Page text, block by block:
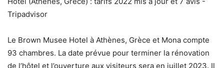
Le Brown Musee Hotel à Athènes, Grèce et Mona compte
93 chambres. La date prévue pour terminer la rénovation
de l’hôtel et l’ouverture aux visiteurs sera en juillet 2023. Il